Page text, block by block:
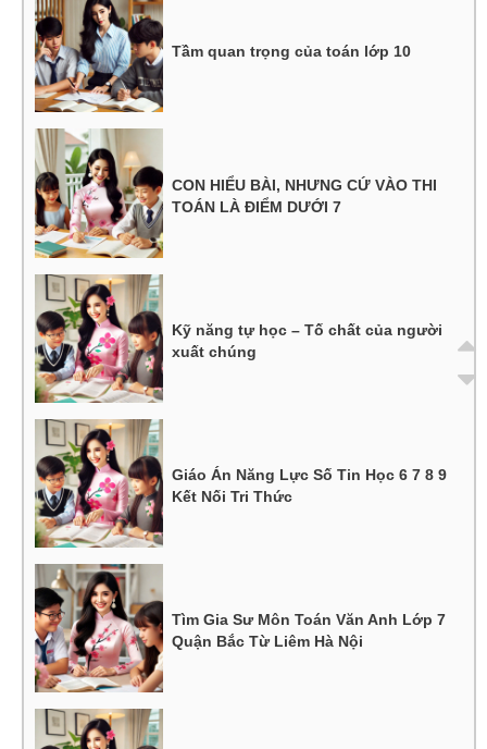
Tầm quan trọng của toán lớp 10
CON HIỂU BÀI, NHƯNG CỨ VÀO THI
TOÁN LÀ ĐIỂM DƯỚI 7
Kỹ năng tự học – Tố chất của người
xuất chúng
Giáo Án Năng Lực Số Tin Học 6 7 8 9
Kết Nối Tri Thức
Tìm Gia Sư Môn Toán Văn Anh Lớp 7
Quận Bắc Từ Liêm Hà Nội